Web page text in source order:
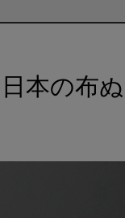
本の布